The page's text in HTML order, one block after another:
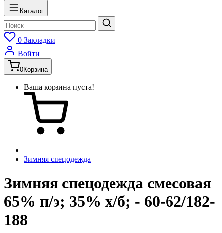
Каталог
0 Закладки
Войти
0Корзина
Ваша корзина пуста!
Зимняя спецодежда
Зимняя спецодежда смесовая
65% п/э; 35% х/б; - 60-62/182-
188